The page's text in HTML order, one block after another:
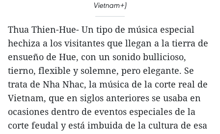
Vietnam+)
Thua Thien-Hue- Un tipo de música especial
hechiza a los visitantes que llegan a la tierra de
ensueño de Hue, con un sonido bullicioso,
tierno, flexible y solemne, pero elegante. Se
trata de Nha Nhac, la música de la corte real de
Vietnam, que en siglos anteriores se usaba en
ocasiones dentro de eventos especiales de la
corte feudal y está imbuida de la cultura de esa